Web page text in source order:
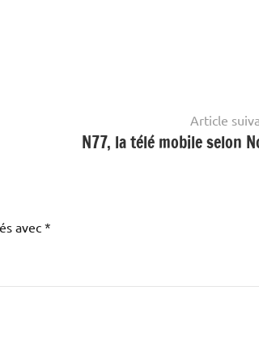
Article
N77, la télé mobile selon
avec*